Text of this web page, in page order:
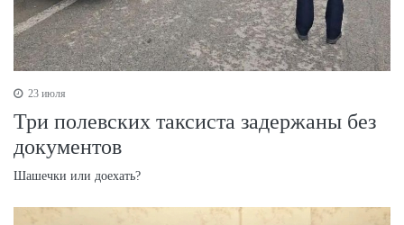
23 июля
Три полевских таксиста задержаны без
документов
Шашечки или доехать?